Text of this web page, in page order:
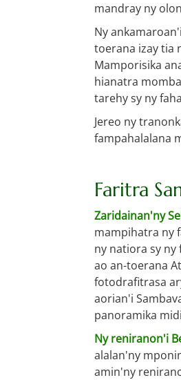
mandray ny
Ny
toerana izay tia
Mamporisika
hianatra
tarehy sy ny
Jereo ny
fampahalalana
Faritra
Zaridainan'ny
mampihatra ny
ny natiora sy
ao an-toerana
fotodrafitrasa
aorian'i
panoramika
Ny reniranon'i
alalan'ny
amin'ny